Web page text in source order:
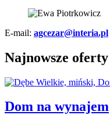
E-mail: agcezar@interia.pl
Najnowsze oferty
Dom na wynajem